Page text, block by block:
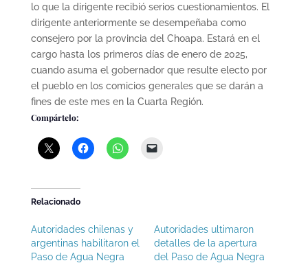
lo que la dirigente recibió serios cuestionamientos. El
dirigente anteriormente se desempeñaba como
consejero por la provincia del Choapa. Estará en el
cargo hasta los primeros días de enero de 2025,
cuando asuma el gobernador que resulte electo por
el pueblo en los comicios generales que se darán a
fines de este mes en la Cuarta Región.
Compártelo:
Relacionado
Autoridades chilenas y
argentinas habilitaron el
Paso de Agua Negra
Autoridades ultimaron
detalles de la apertura
del Paso de Agua Negra